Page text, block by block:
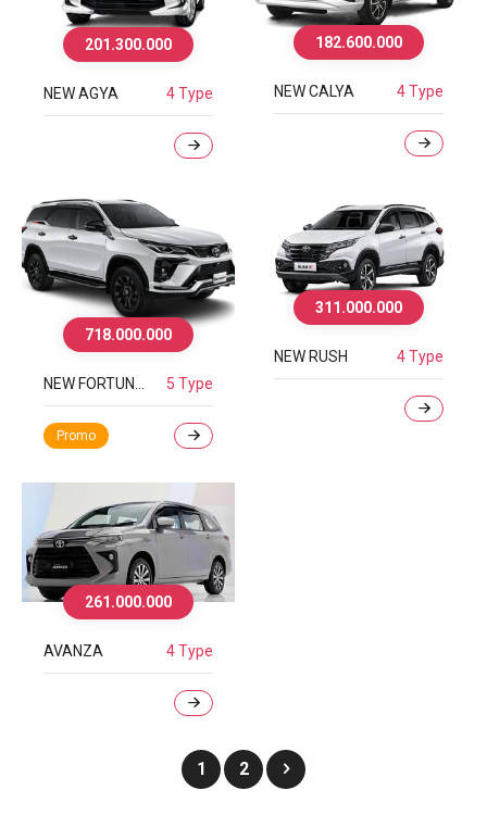
201.300.000
NEW AGYA 4 Type
182.600.000
NEW CALYA 4 Type
718.000.000
5 Type
Promo
311.000.000
NEW RUSH 4 Type
261.000.000
AVANZA 4 Type
1 2